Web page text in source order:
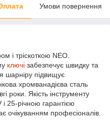
Умови повернення
і тріскоткою NEO.
ключі забезпечує швидку та
шарніру підвищує
хромванадієва сталь
роки. Якість інструменту
25-річною гарантією
очікуванням професіоналів.